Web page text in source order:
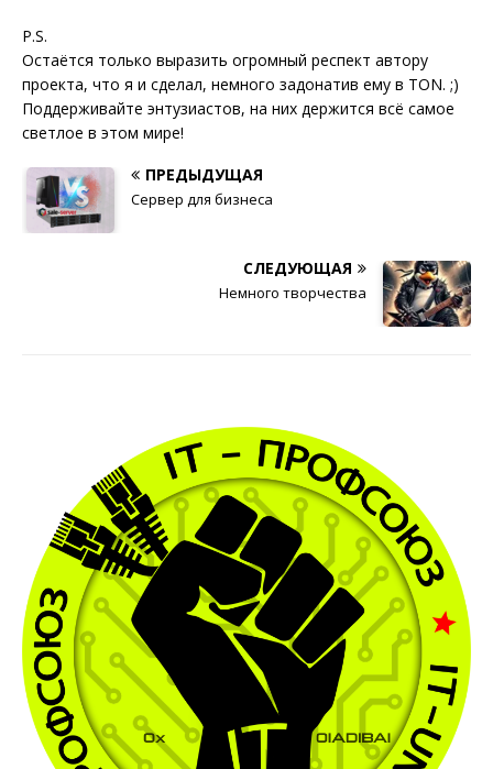
P.S.
Остаётся только выразить огромный респект автору
проекта, что я и сделал, немного задонатив ему в TON. ;)
Поддерживайте энтузиастов, на них держится всё самое
светлое в этом мире!
ПРЕДЫДУЩАЯ
Сервер для бизнеса
СЛЕДУЮЩАЯ
Немного творчества